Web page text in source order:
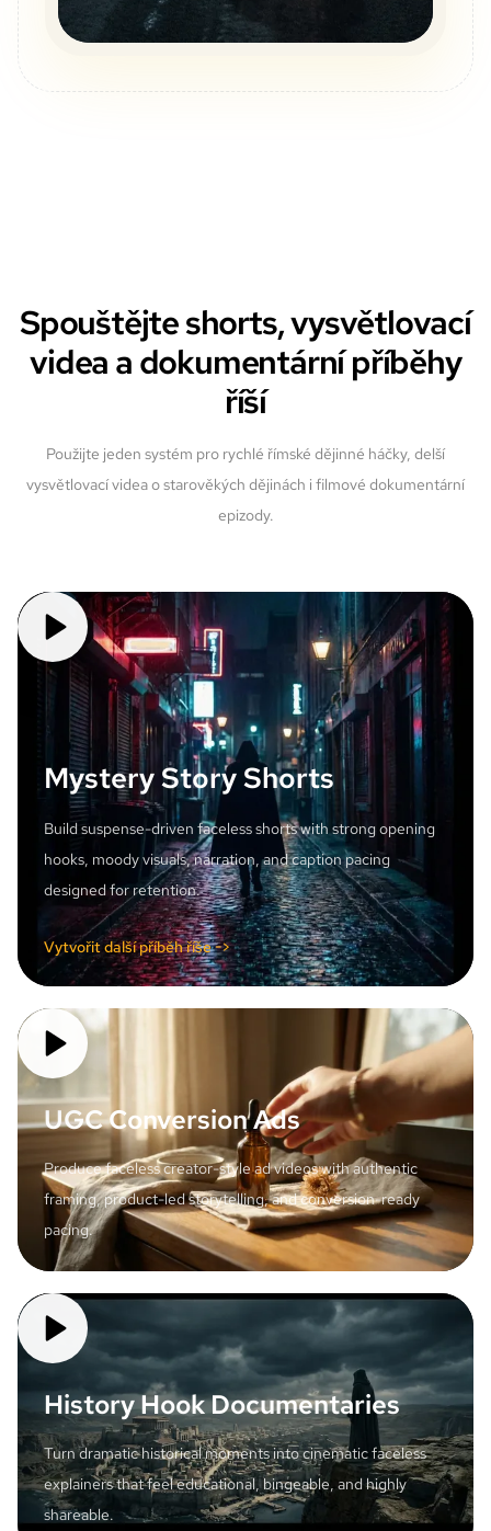
Spouštějte shorts, vysvětlovací
videa a dokumentární příběhy
říší
Použijte jeden systém pro rychlé římské dějinné háčky, delší
vysvětlovací videa o starověkých dějinách i filmové dokumentární
epizody.
Mystery Story Shorts
Build suspense-driven faceless shorts with strong opening
hooks, moody visuals, narration, and caption pacing
designed for retention.
Vytvořit další příběh říše ->
UGC Conversion Ads
Produce faceless creator-style ad videos with authentic
framing, product-led storytelling, and conversion-ready
pacing.
History Hook Documentaries
Turn dramatic historical moments into cinematic faceless
explainers that feel educational, bingeable, and highly
shareable.